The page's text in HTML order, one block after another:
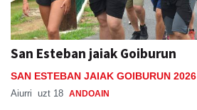
San Esteban jaiak Goiburun
SAN ESTEBAN JAIAK GOIBURUN 2026
Aiurri uzt 18 ANDOAIN